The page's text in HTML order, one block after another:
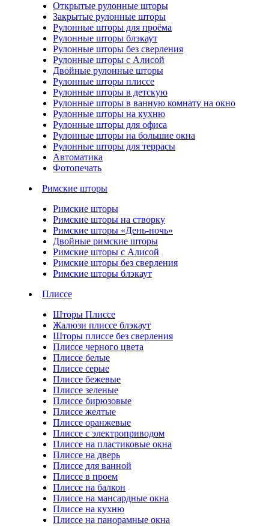
Открытые рулонные шторы
Закрытые рулонные шторы
Рулонные шторы для проёма
Рулонные шторы блэкаут
Рулонные шторы без сверления
Рулонные шторы с Алисой
Двойные рулонные шторы
Рулонные шторы плиссе
Рулонные шторы в детскую
Рулонные шторы в ванную комнату на окно
Рулонные шторы на кухню
Рулонные шторы для офиса
Рулонные шторы на большие окна
Рулонные шторы для террасы
Автоматика
Фотопечать
Римские шторы
Римские шторы
Римские шторы на створку
Римские шторы «День-ночь»
Двойные римские шторы
Римские шторы с Алисой
Римские шторы без сверления
Римские шторы блэкаут
Плиссе
Шторы Плиссе
Жалюзи плиссе блэкаут
Шторы плиссе без сверления
Плиссе черного цвета
Плиссе белые
Плиссе серые
Плиссе бежевые
Плиссе зеленые
Плиссе бирюзовые
Плиссе желтые
Плиссе оранжевые
Плиссе с электроприводом
Плиссе на пластиковые окна
Плиссе на дверь
Плиссе для ванной
Плиссе в проем
Плиссе на балкон
Плиссе на мансардные окна
Плиссе на кухню
Плиссе на панорамные окна